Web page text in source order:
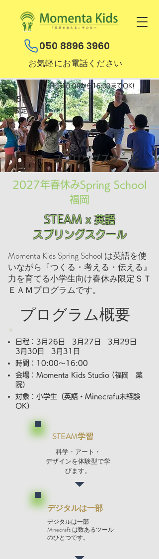
050 8896 3960
お気軽にお電話ください
​スプリングスクール
15名
​限定
​午前10:00から16:00までOK!
2027年春休みSpring School
福岡
STEAM x 英語
​スプリングスクール
Momenta Kids Spring School は英語を使
いながら『つくる・考える・伝える』
力を育てる小学生向け春休み限定ＳＴ
ＥＡＭプログラムです。
プログラム概要
日程：3月26日 3月27日 3月29日
3月30日 3月31日
時間：10:00～16:00
会場：Momenta Kids Studio (福岡 薬
院）
​対象：小学生（英語・Minecrafu未経験
OK）
STEAM学習
科学・アート・
デザインを体験型で学
びます。
デジタルは一部
デジタルは一部
Minecraft は数あるツール
のひとつです。